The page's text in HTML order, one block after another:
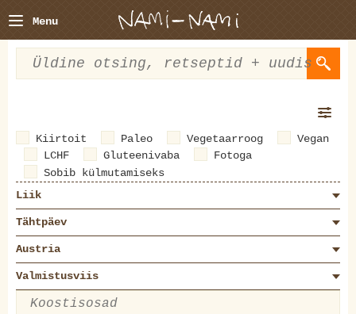
Menu
Kiirtoit Paleo Vegetaarroog
Vegan
LCHF
Gluteenivaba
Fotoga
Sobib külmutamiseks
Liik
Tähtpäev
Austria
Valmistusviis